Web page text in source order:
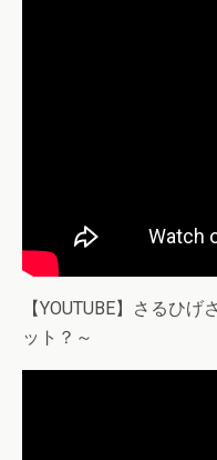
【YOUTUBE】さるひ
ット？～